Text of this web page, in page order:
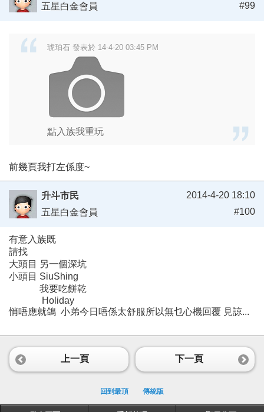
五星白金會員
#99
琥珀石 發表於 14-4-20 03:45 PM
點入族我重玩
前幾頁我打左係度~
升斗市民
五星白金會員
2014-4-20 18:10
#100
有意入族既
請找
大頭目 另一個深坑
小頭目 SiuShing
我要吃餅乾
Holiday
悄唔應就鴿 小弟今日唔係太舒服所以無乜心機回覆 見諒...
上一頁 下一頁
回到最頂 傳統版